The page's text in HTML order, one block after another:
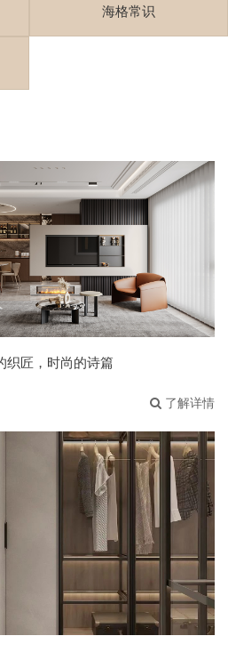
海格常识
轻奢，时光的织匠，时尚的诗篇
织匠，时尚的诗篇
了解详情
高柜定制，生活有序，方式不限